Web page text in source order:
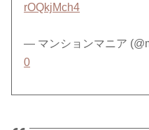
rOQkjMch4
— マンションマニア
0